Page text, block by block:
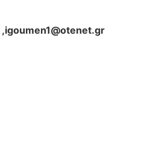
,igoumen1@otenet.gr